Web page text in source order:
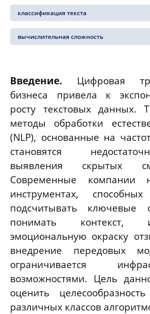
классификация текста
вычислительная сложность
Введение. Цифровая
бизнеса привела к
росту текстовых данных.
методы обработки
(NLP), основанные на
становятся
выявления скрытых
Современные компании
инструментах,
подсчитывать
понимать
эмоциональную окраску
внедрение передовых
ограничивается
возможностями. Цель
оценить
различных классов